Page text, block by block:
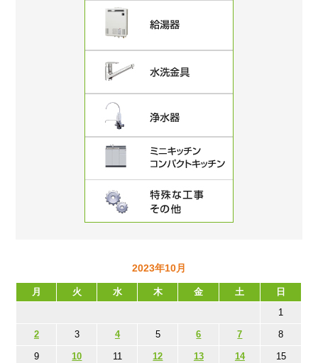
2023年10月
月 火 水 木 金 土
日
1
2 3 4 5 6 7 8
9 10 11 12 13 14 15